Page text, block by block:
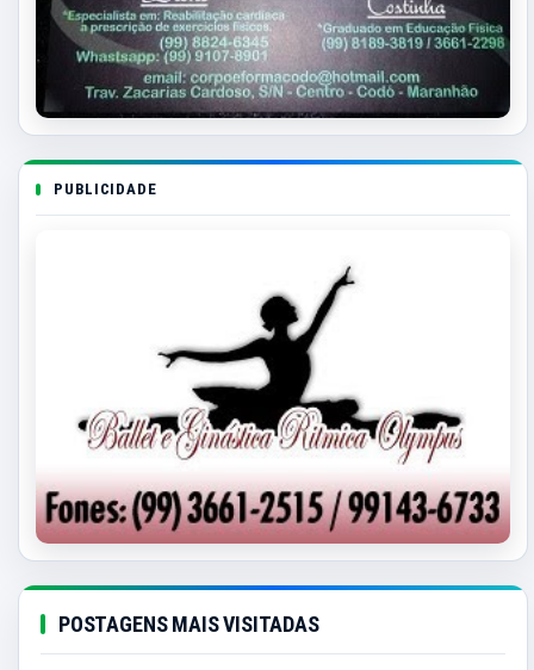
PUBLICIDADE
POSTAGENS MAIS VISITADAS